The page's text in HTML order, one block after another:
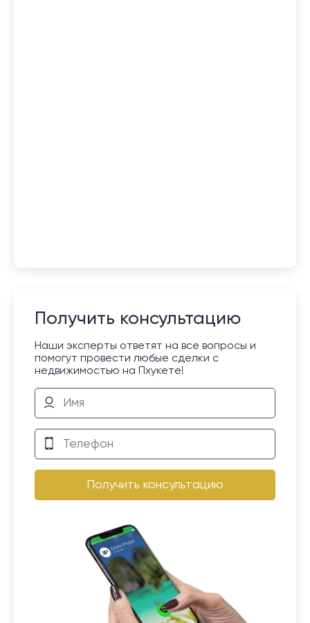
Получить консультацию
Наши эксперты ответят на все вопросы и
помогут провести любые сделки с
недвижимостью на Пхукете!
Получить консультацию